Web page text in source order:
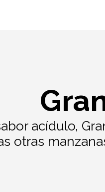
acídulo,
otras